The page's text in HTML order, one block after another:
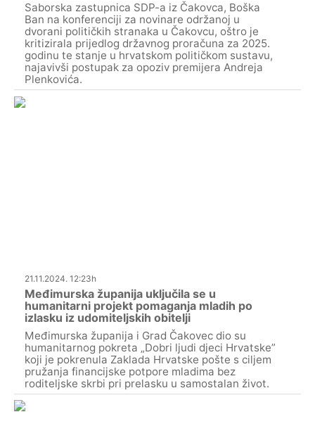
Saborska zastupnica SDP-a iz Čakovca, Boška
Ban na konferenciji za novinare održanoj u
dvorani političkih stranaka u Čakovcu, oštro je
kritizirala prijedlog državnog proračuna za 2025.
godinu te stanje u hrvatskom političkom sustavu,
najavivši postupak za opoziv premijera Andreja
Plenkovića.
21.11.2024. 12:23h
Međimurska županija uključila se u
humanitarni projekt pomaganja mladih po
izlasku iz udomiteljskih obitelji
Međimurska županija i Grad Čakovec dio su
humanitarnog pokreta „Dobri ljudi djeci Hrvatske”
koji je pokrenula Zaklada Hrvatske pošte s ciljem
pružanja financijske potpore mladima bez
roditeljske skrbi pri prelasku u samostalan život.